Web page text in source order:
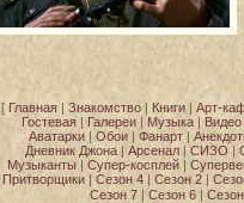
[ Главная| Знакомство| Книги| Арт-
Гостевая | Галереи | Музыка | Видео
Аватарки | Обои | Фанарт |
Дневник Джона| Арсенал| СИЗО |
Музыканты | Супер-косплей |
Притворщики | Сезон 4 | Сезон 2 |
Сезон 7| Сезон 6|